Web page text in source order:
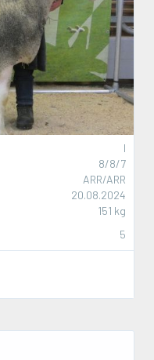
I
8/8/7
ARR/ARR
20.08.2024
151 kg
5